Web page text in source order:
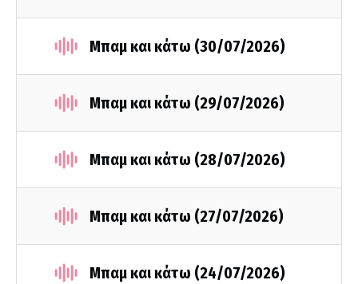
Μπαμ και κάτω (30/07/2026)
Μπαμ και κάτω (29/07/2026)
Μπαμ και κάτω (28/07/2026)
Μπαμ και κάτω (27/07/2026)
Μπαμ και κάτω (24/07/2026)